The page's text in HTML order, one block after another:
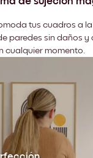
tus cuadros a
paredes sin daños y
cualquier momento.